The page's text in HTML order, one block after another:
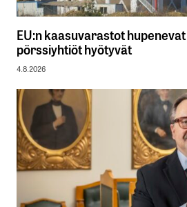
EU:n kaasuvarastot
pörssiyhtiöt hyötyvät
4.8.2026